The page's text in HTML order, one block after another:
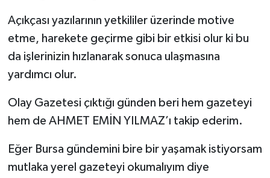
Açıkçası yazılarının yetkililer üzerinde motive
etme, harekete geçirme gibi bir etkisi olur ki bu
da işlerinizin hızlanarak sonuca ulaşmasına
yardımcı olur.
Olay Gazetesi çıktığı günden beri hem gazeteyi
hem de AHMET EMİN YILMAZ’ı takip ederim.
Eğer Bursa gündemini bire bir yaşamak istiyorsam
mutlaka yerel gazeteyi okumalıyım diye